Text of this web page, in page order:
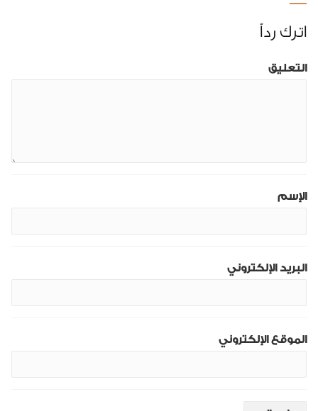
اترك رداً
التعليق
الإسم
البريد الإلكتروني
الموقع الإلكتروني